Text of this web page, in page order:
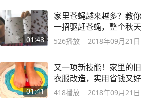
01:48
家里苍蝇越来越多？教你
一招驱赶苍蝇，整个秋天
都不见苍蝇！
526播放 2018年09月21日
01:41
又一项新技能！家里的旧
衣服改造，实用省钱又好
看！
418播放 2018年09月21日